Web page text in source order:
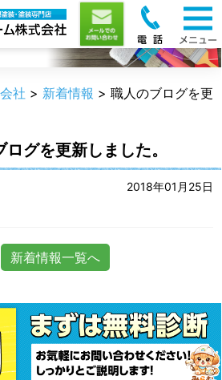
社 > 新着情報 > 職人のブログを更
グを更新しました。
2018年01月25日
新着情報一覧へ